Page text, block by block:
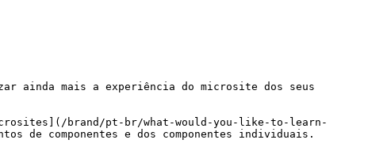
ainda mais a experiência do microsite dos seus
microsites](/brand/pt-br/what-would-you-like-to-learn-
de componentes e dos componentes individuais.